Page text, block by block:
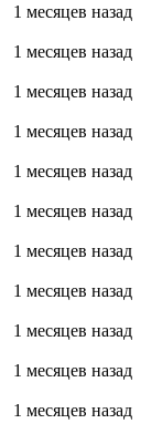
1 месяцев назад
1 месяцев назад
1 месяцев назад
1 месяцев назад
1 месяцев назад
1 месяцев назад
1 месяцев назад
1 месяцев назад
1 месяцев назад
1 месяцев назад
1 месяцев назад